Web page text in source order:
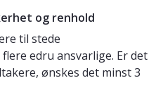
og renhold
til stede
edru ansvarlige. Er det
ønskes det minst 3